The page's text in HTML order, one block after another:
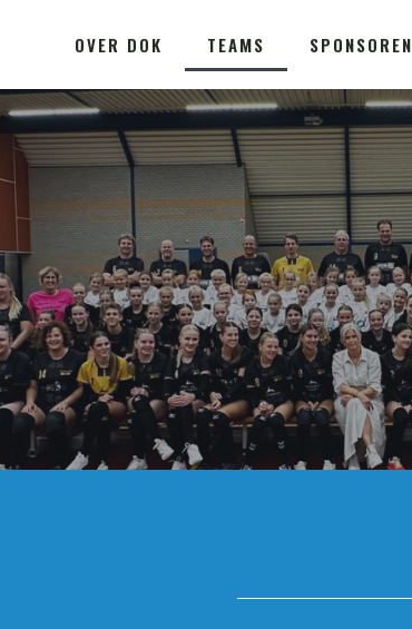
OVER DOK TEAMS SPONSOREN